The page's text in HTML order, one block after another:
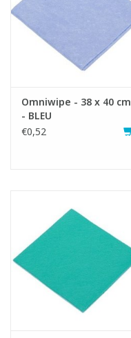
Omniwipe - 38 x 40 cm
- BLEU
€0,52